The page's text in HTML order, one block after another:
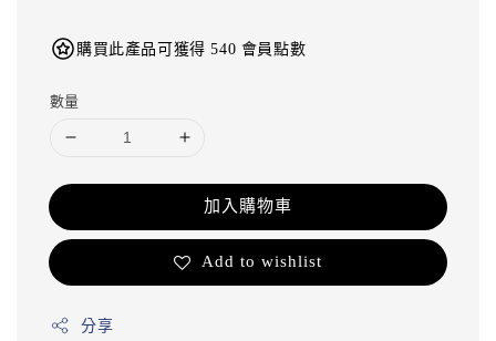
購買此產品可獲得 540 會員點數
數量
加入購物車
Add to wishlist
分享